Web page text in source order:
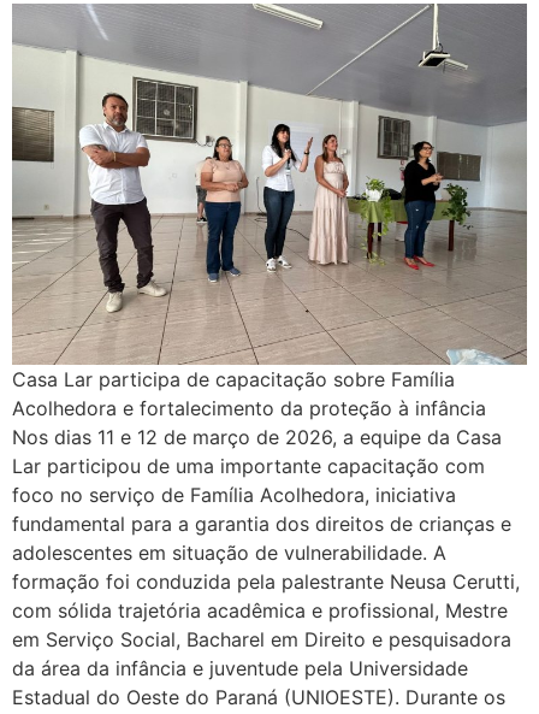
Casa Lar participa de capacitação sobre Família
Acolhedora e fortalecimento da proteção à infância
Nos dias 11 e 12 de março de 2026, a equipe da Casa
Lar participou de uma importante capacitação com
foco no serviço de Família Acolhedora, iniciativa
fundamental para a garantia dos direitos de crianças e
adolescentes em situação de vulnerabilidade. A
formação foi conduzida pela palestrante Neusa Cerutti,
com sólida trajetória acadêmica e profissional, Mestre
em Serviço Social, Bacharel em Direito e pesquisadora
da área da infância e juventude pela Universidade
Estadual do Oeste do Paraná (UNIOESTE). Durante os